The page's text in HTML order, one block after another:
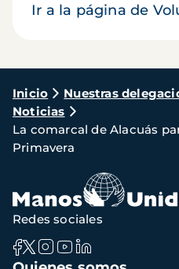
Ir a la página de
Ruta
de
navegación
Inicio Nuestras
Noticias
La comarcal de Alacuás
Primavera
Navegación
Redes sociales